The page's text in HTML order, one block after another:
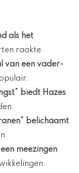
als het
raakte.
van een vader-
biedt Hazes
belichaamt
meezingen